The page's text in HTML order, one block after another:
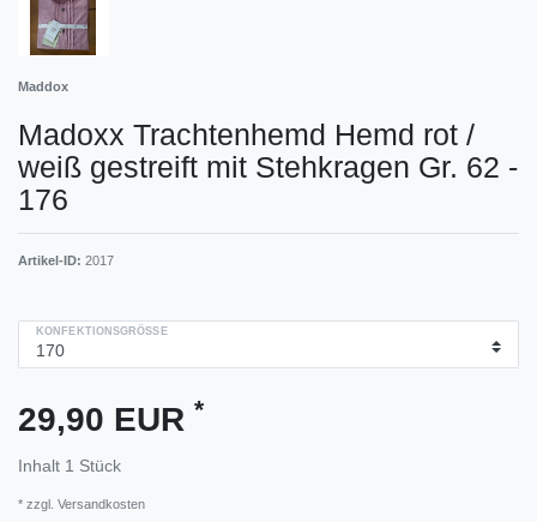
Maddox
Madoxx Trachtenhemd Hemd rot /
weiß gestreift mit Stehkragen Gr. 62 -
176
Artikel-ID: 2017
KONFEKTIONSGRÖSSE
29,90 EUR *
Inhalt 1 Stück
* zzgl. Versandkosten